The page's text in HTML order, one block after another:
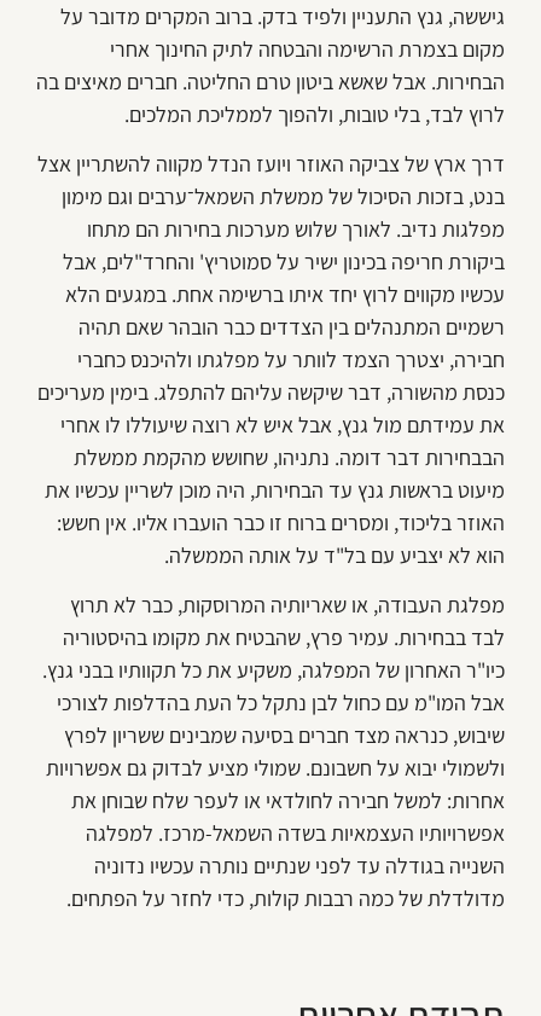
גיששה, גנץ התעניין ולפיד בדק. ברוב המקרים מדובר על
מקום בצמרת הרשימה והבטחה לתיק החינוך אחרי
הבחירות. אבל שאשא ביטון טרם החליטה. חברים מאיצים בה
לרוץ לבד, בלי טובות, ולהפוך לממליכת המלכים.
דרך ארץ של צביקה האוזר ויועז הנדל מקווה להשתריין אצל
בנט, בזכות הסיכול של ממשלת השמאל־ערבים וגם מימון
מפלגות נדיב. לאורך שלוש מערכות בחירות הם מתחו
ביקורת חריפה בכינון ישיר על סמוטריץ' והחרד"לים, אבל
עכשיו מקווים לרוץ יחד איתו ברשימה אחת. במגעים הלא
רשמיים המתנהלים בין הצדדים כבר הובהר שאם תהיה
חבירה, יצטרך הצמד לוותר על מפלגתו ולהיכנס כחברי
כנסת מהשורה, דבר שיקשה עליהם להתפלג. בימין מעריכים
את עמידתם מול גנץ, אבל איש לא רוצה שיעוללו לו אחרי
הבבחירות דבר דומה. נתניהו, שחושש מהקמת ממשלת
מיעוט בראשות גנץ עד הבחירות, היה מוכן לשריין עכשיו את
האוזר בליכוד, ומסרים ברוח זו כבר הועברו אליו. אין חשש:
הוא לא יצביע עם בל"ד על אותה הממשלה.
מפלגת העבודה, או שאריותיה המרוסקות, כבר לא תרוץ
לבד בבחירות. עמיר פרץ, שהבטיח את מקומו בהיסטוריה
כיו"ר האחרון של המפלגה, משקיע את כל תקוותיו בבני גנץ.
אבל המו"מ עם כחול לבן נתקל כל העת בהדלפות לצורכי
שיבוש, כנראה מצד חברים בסיעה שמבינים ששריון לפרץ
ולשמולי יבוא על חשבונם. שמולי מציע לבדוק גם אפשרויות
אחרות: למשל חבירה לחולדאי או לעפר שלח שבוחן את
אפשרויותיו העצמאיות בשדה השמאל-מרכז. למפלגה
השנייה בגודלה עד לפני שנתיים נותרה עכשיו נדוניה
מדולדלת של כמה רבבות קולות, כדי לחזר על הפתחים.